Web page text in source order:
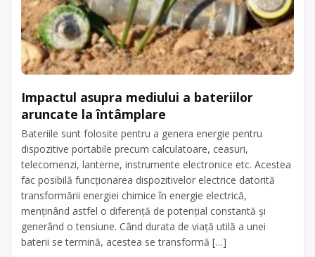
Impactul asupra mediului a bateriilor
aruncate la întâmplare
Bateriile sunt folosite pentru a genera energie pentru
dispozitive portabile precum calculatoare, ceasuri,
telecomenzi, lanterne, instrumente electronice etc. Acestea
fac posibilă funcționarea dispozitivelor electrice datorită
transformării energiei chimice în energie electrică,
menținând astfel o diferență de potențial constantă și
generând o tensiune. Când durata de viață utilă a unei
baterii se termină, acestea se transformă […]